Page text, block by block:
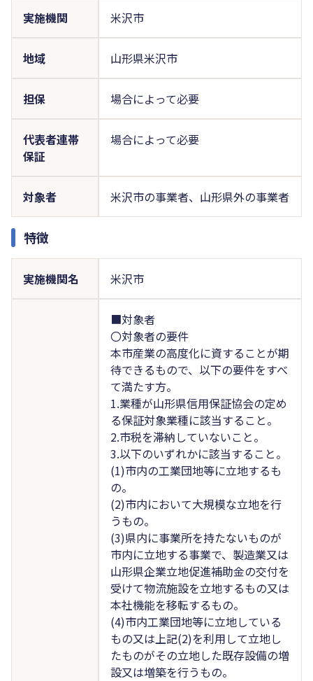
実施機関 米沢市
地域 山形県米沢市
担保 場合によって必要
代表者連帯
保証
場合によって必要
対象者 米沢市の事業者、山形県外の事業者
特徴
実施機関名 米沢市
■対象者
〇対象者の要件
本市産業の高度化に資することが期
待できるもので、以下の要件をすべ
て満たす方。
1.業種が山形県信用保証協会の定め
る保証対象業種に該当すること。
2.市税を滞納していないこと。
3.以下のいずれかに該当すること。
(1)市内の工業団地等に立地するも
の。
(2)市内において大規模な立地を行
うもの。
(3)県内に事業所を持たないものが
市内に立地する事業で、製造業又は
山形県企業立地促進補助金の交付を
受けて物流施設を立地するもの又は
本社機能を移転するもの。
(4)市内工業団地等に立地している
もの又は上記(2)を利用して立地し
たものがその立地した既存設備の増
設又は増築を行うもの。